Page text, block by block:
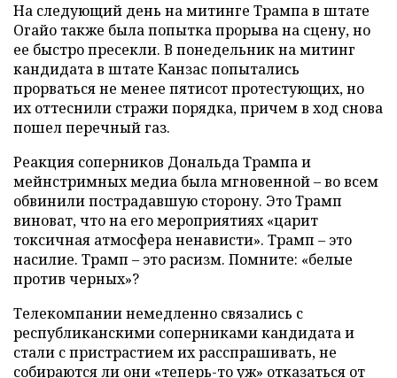
На следующий день на митинге Трампа в штате
Огайо также была попытка прорыва на сцену, но
ее быстро пресекли. В понедельник на митинг
кандидата в штате Канзас попытались
прорваться не менее пятисот протестующих, но
их оттеснили стражи порядка, причем в ход снова
пошел перечный газ.
Реакция соперников Дональда Трампа и
мейнстримных медиа была мгновенной – во всем
обвинили пострадавшую сторону. Это Трамп
виноват, что на его мероприятиях «царит
токсичная атмосфера ненависти». Трамп – это
насилие. Трамп – это расизм. Помните: «белые
против черных»?
Телекомпании немедленно связались с
республиканскими соперниками кандидата и
стали с пристрастием их расспрашивать, не
собираются ли они «теперь-то уж» отказаться от